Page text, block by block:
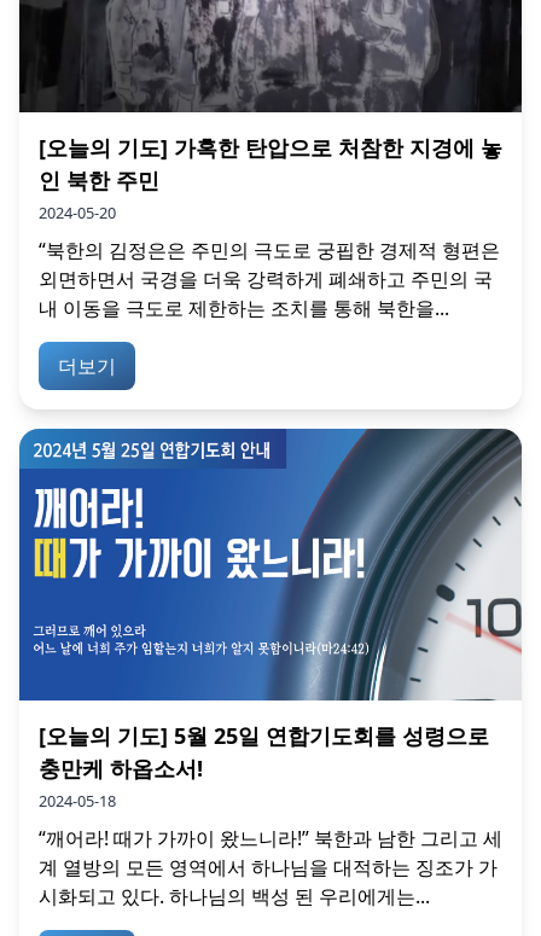
[오늘의 기도] 가혹한 탄압으로 처참한 지경에 놓
인 북한 주민
2024-05-20
“북한의 김정은은 주민의 극도로 궁핍한 경제적 형편은
외면하면서 국경을 더욱 강력하게 폐쇄하고 주민의 국
내 이동을 극도로 제한하는 조치를 통해 북한을...
더보기
[오늘의 기도] 5월 25일 연합기도회를 성령으로
충만케 하옵소서!
2024-05-18
“깨어라! 때가 가까이 왔느니라!” 북한과 남한 그리고 세
계 열방의 모든 영역에서 하나님을 대적하는 징조가 가
시화되고 있다. 하나님의 백성 된 우리에게는...